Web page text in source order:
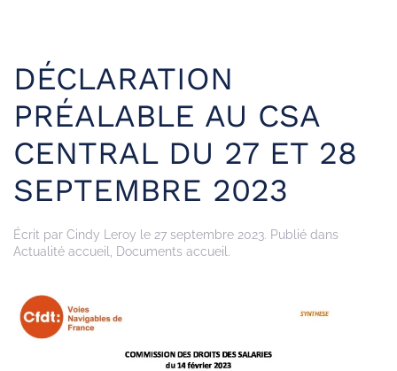
DÉCLARATION
PRÉALABLE AU CSA
CENTRAL DU 27 ET 28
SEPTEMBRE 2023
Écrit par Cindy Leroy le 27 septembre 2023. Publié dans
Actualité accueil
Documents accueil .